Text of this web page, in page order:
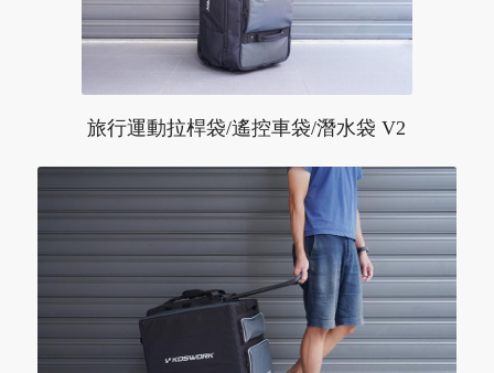
旅行運動拉桿袋/遙控車袋/潛水袋 V2